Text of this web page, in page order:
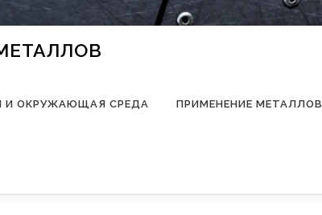
И ОКРУЖАЮЩАЯ СРЕДА ПРИМЕНЕНИЕ МЕТАЛЛОВ